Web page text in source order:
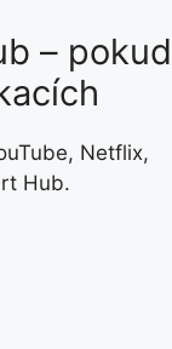
– pokud
Netflix,
Hub.